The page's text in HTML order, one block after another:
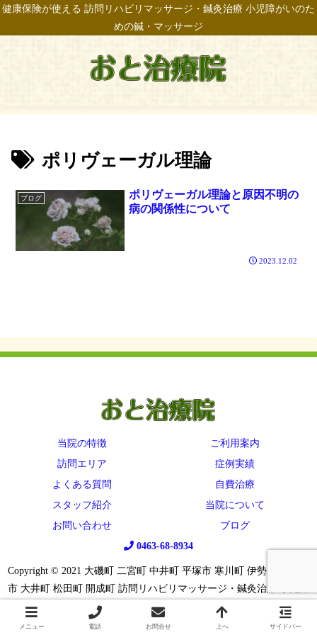
健康保険が使える 訪問リハビリマッサージ・鍼灸治療 小児障がいのた
めの鍼・マッサージ
ポリヴェーガル理論
ブログ
ポリヴェーガル理論と原因不明の
病の関係性について
2023.12.02
当院の特徴
ご利用案内
訪問エリア
症例実績
よくある質問
自費治療
スタッフ紹介
当院について
お問い合わせ
ブログ
0463-68-8934
Copyright © 2021 大磯町 二宮町 中井町 平塚市 寒川町 伊勢原市 秦野
市 大井町 松田町 開成町 訪問リハビリマッサージ・鍼灸治療 小児障
がいのための鍼 All Rights Reserved.
メニュー 電話 お問合せ 上へ サイドバー